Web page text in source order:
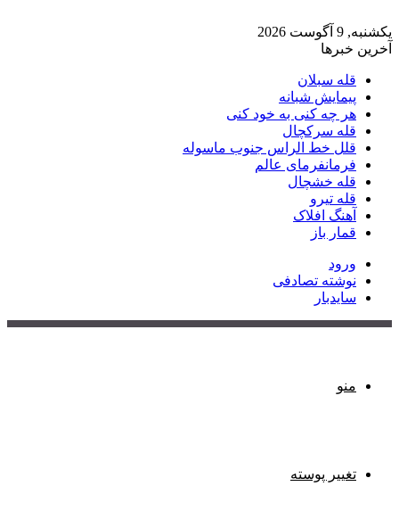
یکشنبه, 9 آگوست 2026
آخرین خبرها
قله سبلان
پیمایش شبانه
هر چه کنی به خود کنی
قله سرکچال
قلل خط الراس جنوب ماسوله
فرمانفرمای عالم
قله خشچال
قله تیرو
آهنگ افلاک
قمار باز
ورود
نوشته تصادفی
سایدبار
منو
تغییر پوسته